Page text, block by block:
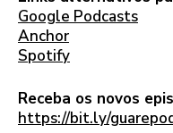
Google Podcasts
Anchor
Spotify
Receba os novos
https://bit.ly/